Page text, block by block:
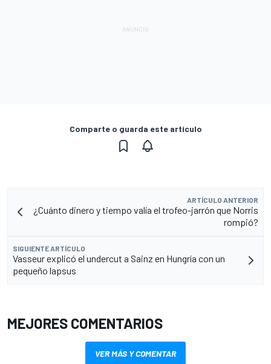
Comparte o guarda este artículo
ARTÍCULO ANTERIOR
¿Cuánto dinero y tiempo valía el trofeo-jarrón que Norris
rompió?
SIGUIENTE ARTÍCULO
Vasseur explicó el undercut a Sainz en Hungría con un
pequeño lapsus
MEJORES COMENTARIOS
VER MÁS Y COMENTAR